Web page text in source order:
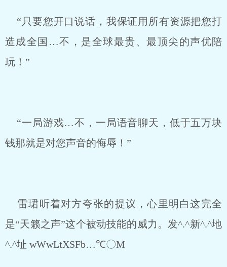
“只要您开口说话，我保证用所有资源把您打
造成全国…不，是全球最贵、最顶尖的声优陪
玩！”
“一局游戏…不，一局语音聊天，低于五万块
钱那就是对您声音的侮辱！”
雷珺听着对方夸张的提议，心里明白这完全
是“天籁之声”这个被动技能的威力。发^.^新^.^地
^.^址 wWwLtXSFb…℃〇M